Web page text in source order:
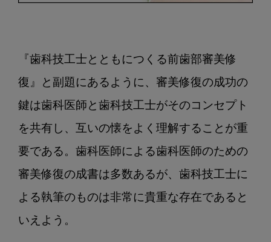
『歯科技工士とともにつくる前歯部審美修
復』と副題にあるように、審美修復の成功の
鍵は歯科医師と歯科技工士がそのコンセプト
を共有し、互いの懐をよく理解することが重
要である。歯科医師による歯科医師のための
審美修復の成書は多数あるが、歯科技工士に
よる執筆のものは非常に貴重な存在であると
いえよう。